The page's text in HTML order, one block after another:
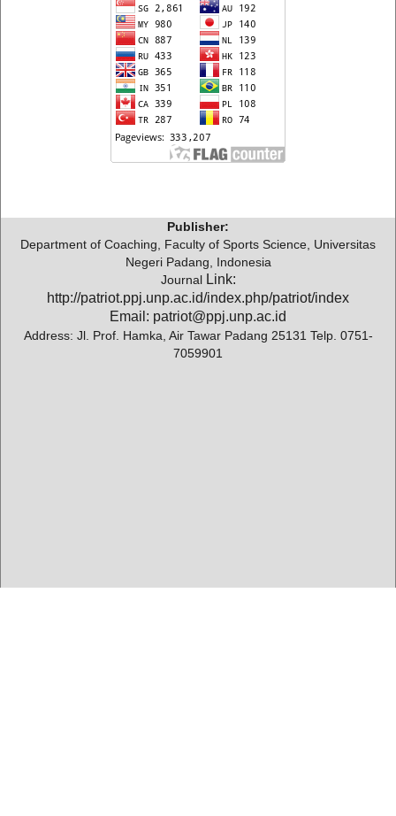
Publisher:
Department of Coaching, Faculty of Sports Science, Universitas
Negeri Padang, Indonesia
Journal Link:
http://patriot.ppj.unp.ac.id/index.php/patriot/index
Email: patriot@ppj.unp.ac.id
Address: Jl. Prof. Hamka, Air Tawar Padang 25131 Telp. 0751-
7059901